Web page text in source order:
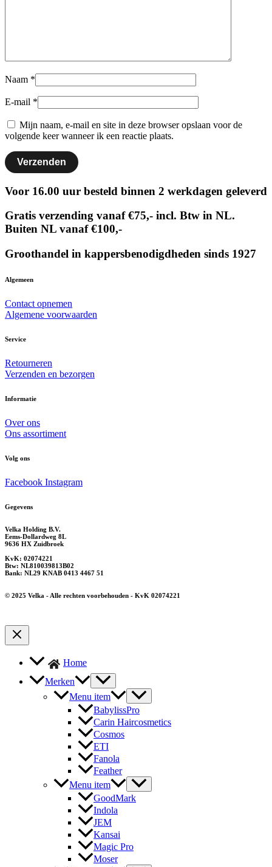
Naam *
E-mail *
Mijn naam, e-mail en site in deze browser opslaan voor de
volgende keer wanneer ik een reactie plaats.
Voor 16.00 uur besteld binnen 2 werkdagen geleverd
Gratis verzending vanaf €75,- incl. Btw in NL.
Buiten NL vanaf €100,-
Groothandel in kappersbenodigdheden sinds 1927
Algemeen
Contact opnemen
Algemene voorwaarden
Service
Retourneren
Verzenden en bezorgen
Informatie
Over ons
Ons assortiment
Volg ons
Facebook Instagram
Gegevens
Velka Holding B.V.
Eems-Dollardweg 8L
9636 HX Zuidbroek
KvK: 02074221
Btw: NL810039813B02
Bank: NL29 KNAB 0413 4467 51
© 2025 Velka - Alle rechten voorbehouden - KvK 02074221
Home
Merken
Menu item
BabylissPro
Carin Haircosmetics
Cosmos
ETI
Fanola
Feather
Menu item
GoodMark
Indola
JEM
Kansai
Magic Pro
Moser